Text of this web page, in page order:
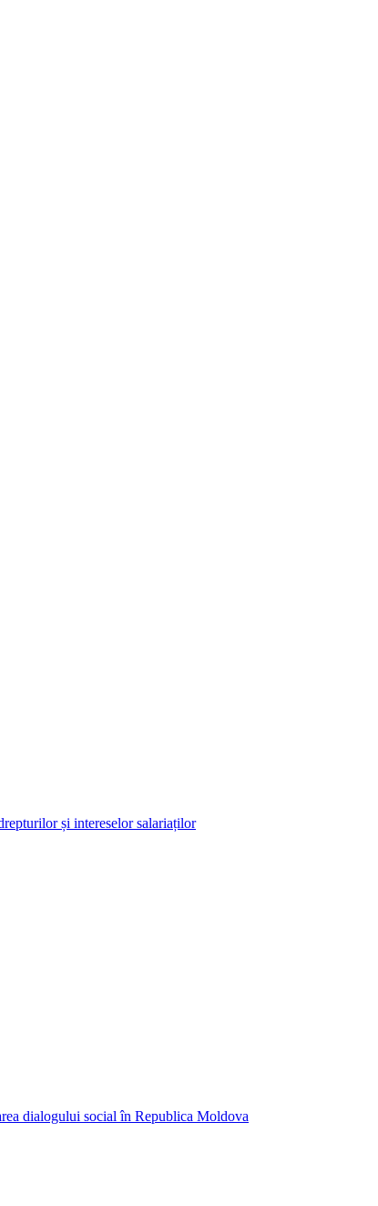
și intereselor salariaților
dialogului social în Republica Moldova